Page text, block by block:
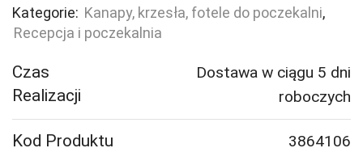
osobowa,
tkanina
Kategorie: Kanapy, krzesła, fotele do poczekalni,
Recepcja i poczekalnia
Czas
Realizacji
Dostawa w ciągu 5 dni
roboczych
Kod Produktu 3864106